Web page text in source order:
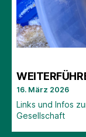
16. März 2026
Links und Infos
Gesellschaft